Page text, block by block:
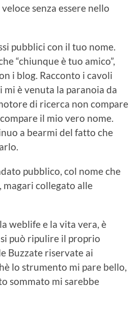
veloce senza essere nello
pubblici con il tuo nome.
“chiunque è tuo amico”,
i blog. Racconto i cavoli
è venuta la paranoia da
di ricerca non compare
il mio vero nome.
a bearmi del fatto che
pubblico, col nome che
magari collegato alle
weblifee la vita vera , è
si può ripulire il proprio
Buzzate riservate ai
lo strumento mi pare bello,
sommato mi sarebbe